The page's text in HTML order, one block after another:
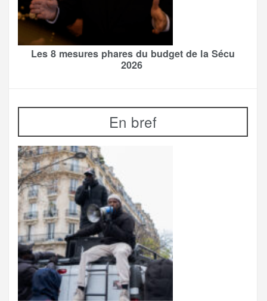
Les 8 mesures phares du budget de la Sécu
2026
En bref